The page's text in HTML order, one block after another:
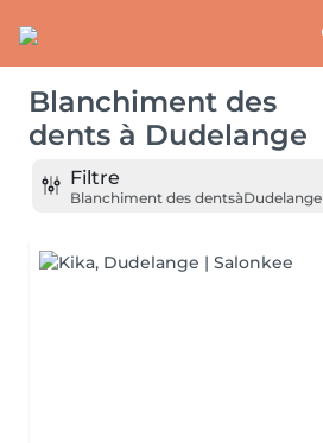
Blanchiment des
dents à Dudelange
Filtre
Blanchiment des dentsàDudelange